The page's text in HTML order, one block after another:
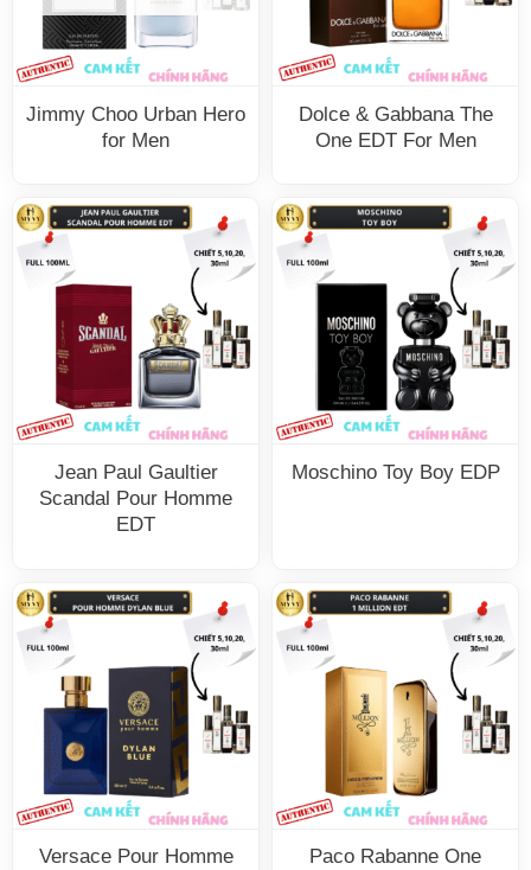
Jimmy Choo Urban Hero
for Men
Dolce & Gabbana The
One EDT For Men
Jean Paul Gaultier
Scandal Pour Homme
EDT
Moschino Toy Boy EDP
Versace Pour Homme
Paco Rabanne One